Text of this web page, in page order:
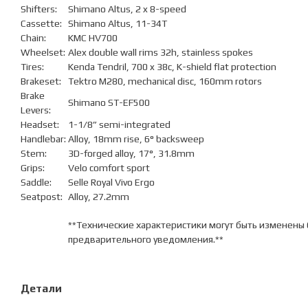
Shifters:
Shimano Altus, 2 x 8-speed
Cassette:
Shimano Altus, 11-34T
Chain:
KMC HV700
Wheelset: Alex double wall rims 32h, stainless spokes
Tires:
Kenda Tendril, 700 x 38c, K-shield flat protection
Brakeset:
Tektro M280, mechanical disc, 160mm rotors
Brake
Levers:
Shimano ST-EF500
Headset:
1-1/8” semi-integrated
Handlebar: Alloy, 18mm rise, 6° backsweep
Stem:
3D-forged alloy, 17°, 31.8mm
Grips:
Velo comfort sport
Saddle:
Selle Royal Vivo Ergo
Seatpost: Alloy, 27.2mm
**Технические характеристики могут быть изменены
предварительного уведомления.**
Детали